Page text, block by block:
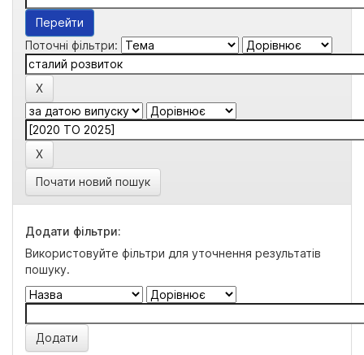
Поточні фільтри:
Почати новий пошук
Додати фільтри:
Використовуйте фільтри для уточнення результатів
пошуку.